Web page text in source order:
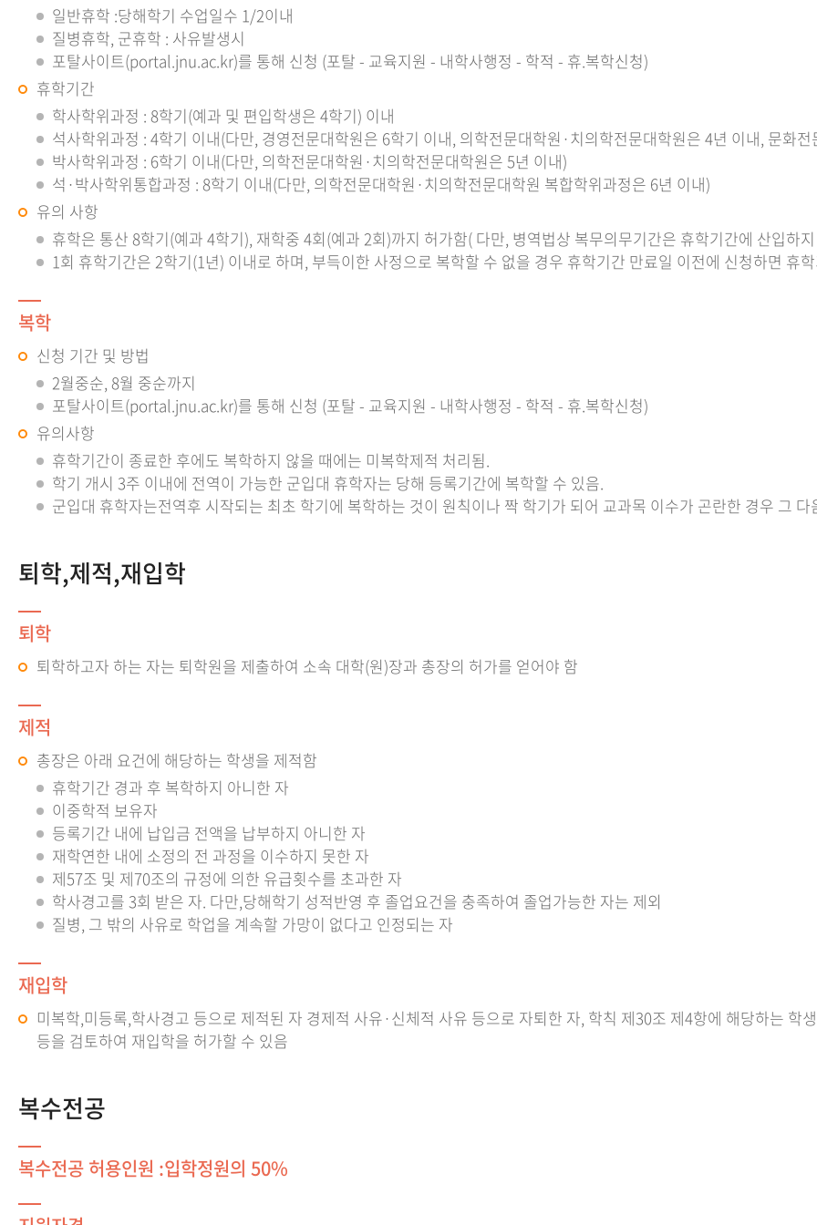
일반휴학 :당해학기 수업일수 1/2이내
질병휴학, 군휴학 : 사유발생시
포탈사이트(portal.jnu.ac.kr)를 통해 신청 (포탈 - 교육지원 - 내학사행정 - 학적 - 휴.복학신청)
휴학기간
학사학위과정 : 8학기(예과 및 편입학생은 4학기) 이내
석사학위과정 : 4학기 이내(다만, 경영전문대학원은 6학기 이내, 의학전문대학원·치의학전문대학원은 4년 이내, 문화
박사학위과정 : 6학기 이내(다만, 의학전문대학원·치의학전문대학원은 5년 이내)
석·박사학위통합과정 : 8학기 이내(다만, 의학전문대학원·치의학전문대학원 복합학위과정은 6년 이내)
유의 사항
휴학은 통산 8학기(예과 4학기), 재학중 4회(예과 2회)까지 허가함( 다만, 병역법상 복무의무기간은 휴학기간에 산입하
1회 휴학기간은 2학기(1년) 이내로 하며, 부득이한 사정으로 복학할 수 없을 경우 휴학기간 만료일 이전에 신청하면 휴
복학
신청 기간 및 방법
2월중순, 8월 중순까지
포탈사이트(portal.jnu.ac.kr)를 통해 신청 (포탈 - 교육지원 - 내학사행정 - 학적 - 휴.복학신청)
유의사항
휴학기간이 종료한 후에도 복학하지 않을 때에는 미복학제적 처리됨.
학기 개시 3주 이내에 전역이 가능한 군입대 휴학자는 당해 등록기간에 복학할 수 있음.
군입대 휴학자는전역후 시작되는 최초 학기에 복학하는 것이 원칙이나 짝 학기가 되어 교과목 이수가 곤란한 경우 그
퇴학,제적,재입학
퇴학
퇴학하고자 하는 자는 퇴학원을 제출하여 소속 대학(원)장과 총장의 허가를 얻어야 함
제적
총장은 아래 요건에 해당하는 학생을 제적함
휴학기간 경과 후 복학하지 아니한 자
이중학적 보유자
등록기간 내에 납입금 전액을 납부하지 아니한 자
재학연한 내에 소정의 전 과정을 이수하지 못한 자
제57조 및 제70조의 규정에 의한 유급횟수를 초과한 자
학사경고를 3회 받은 자. 다만,당해학기 성적반영 후 졸업요건을 충족하여 졸업가능한 자는 제외
질병, 그 밖의 사유로 학업을 계속할 가망이 없다고 인정되는 자
재입학
미복학,미등록,학사경고 등으로 제적된 자 경제적 사유·신체적 사유 등으로 자퇴한 자, 학칙 제30조 제4항에 해당하는 학
등을 검토하여 재입학을 허가할 수 있음
복수전공
복수전공 허용인원 :입학정원의 50%